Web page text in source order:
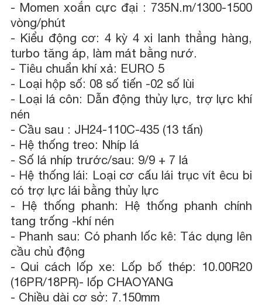
- Momen xoắn cực đại : 735N.m/1300-1500
vòng/phút
- Kiểu động cơ: 4 kỳ 4 xi lanh thẳng hàng,
turbo tăng áp, làm mát bằng nướ.
- Tiêu chuẩn khí xả: EURO 5
- Loại hộp số: 08 số tiến -02 số lùi
- Loại lá côn: Dẫn động thủy lực, trợ lực khí
nén
- Cầu sau : JH24-110C-435 (13 tấn)
- Hệ thống treo: Nhíp lá
- Số lá nhíp trước/sau: 9/9 + 7 lá
- Hệ thống lái: Loại cơ cấu lái trục vít êcu bi
có trợ lực lái bằng thủy lực
-
Hệ thống phanh: Hệ thống phanh chính
tang trống -khí nén
- Phanh sau: Có phanh lốc kê: Tác dụng lên
cầu chủ động
- Qui cách lốp xe: Lốp bố thép: 10.00R20
(16PR/18PR)- lốp CHAOYANG
- Chiều dài cơ sở: 7.150mm